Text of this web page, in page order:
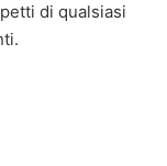
di qualsiasi